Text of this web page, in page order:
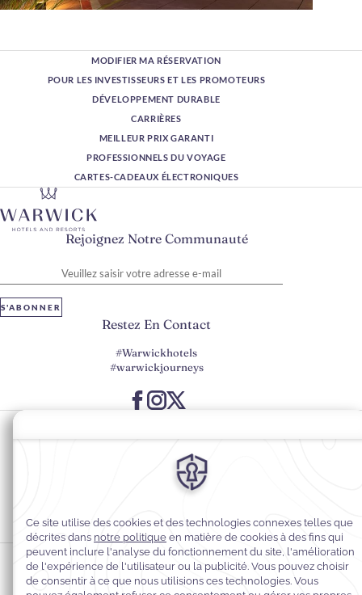
MODIFIER MA RÉSERVATION
POUR LES INVESTISSEURS ET LES PROMOTEURS
DÉVELOPPEMENT DURABLE
CARRIÈRES
MEILLEUR PRIX GARANTI
PROFESSIONNELS DU VOYAGE
CARTES-CADEAUX ÉLECTRONIQUES
Rejoignez Notre Communauté
S'ABONNER
Restez En Contact
#Warwickhotels
#warwickjourneys
Politique de confidentialité
Politique en matière de cookies
Accessibilité du Web
Conditions générales
© 2026 Warwick Hotels & Resorts, Tous droits réservés